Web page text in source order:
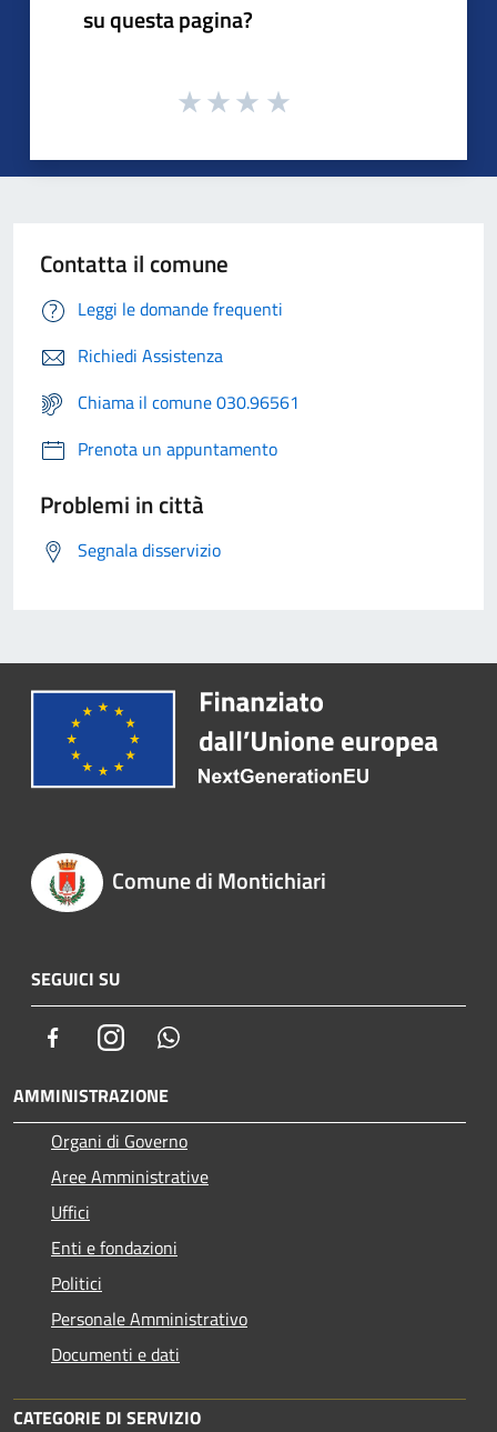
su questa pagina?
Contatta il comune
Leggi le domande frequenti
Richiedi Assistenza
Chiama il comune 030.96561
Prenota un appuntamento
Problemi in città
Segnala disservizio
Comune di Montichiari
SEGUICI SU
FacebookInstagram
AMMINISTRAZIONE
Organi di Governo
Aree Amministrative
Uffici
Enti e fondazioni
Politici
Personale Amministrativo
Documenti e dati
CATEGORIE DI SERVIZIO